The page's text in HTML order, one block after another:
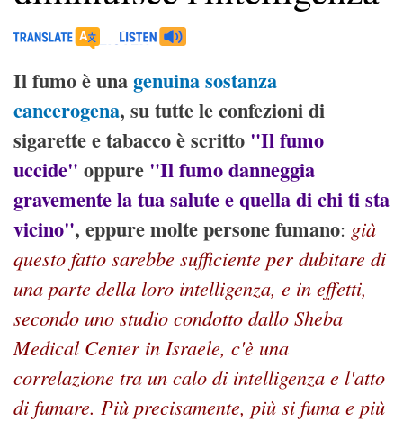
Il fumo è unagenuina sostanza
cancerogena, su tutte le confezioni di
sigarette e tabacco è scritto "Il fumo
uccide" oppure "Il fumo danneggia
gravemente la tua salute e quella di chi ti sta
vicino", eppure molte persone fumano: già
questo fatto sarebbe sufficiente per dubitare di
una parte della loro intelligenza, e in effetti,
secondo uno studio condotto dallo Sheba
Medical Center in Israele, c'è una
correlazione tra un calo di intelligenza e l'atto
di fumare. Più precisamente, più si fuma e più